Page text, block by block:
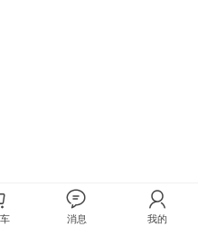
消息 我的